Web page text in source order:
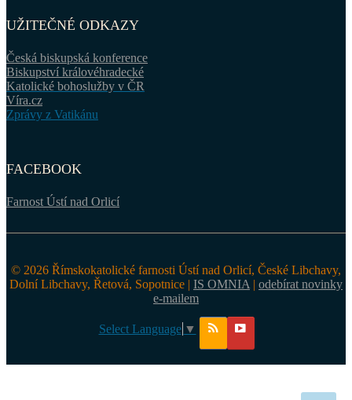
UŽITEČNÉ ODKAZY
Česká biskupská konference
Biskupství královéhradecké
Katolické bohoslužby v ČR
Víra.cz
Zprávy z Vatikánu
FACEBOOK
Farnost Ústí nad Orlicí
© 2026 Římskokatolické farnosti Ústí nad Orlicí, České Libchavy,
Dolní Libchavy, Řetová, Sopotnice | IS OMNIA | odebírat novinky
e-mailem
Select Language ▼